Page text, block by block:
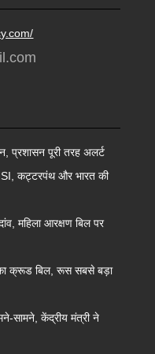
प्रशासन पूरी तरह अलर्ट
ISI, कट्टरपंथ और भारत की
महिला आरक्षण बिल पर
क्रूड बिल, रूस सबसे बड़ा
सामने, केंद्रीय मंत्री ने